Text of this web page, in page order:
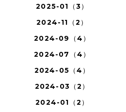
2025-01（3）
2024-11（2）
2024-09（4）
2024-07（4）
2024-05（4）
2024-03（2）
2024-01（2）